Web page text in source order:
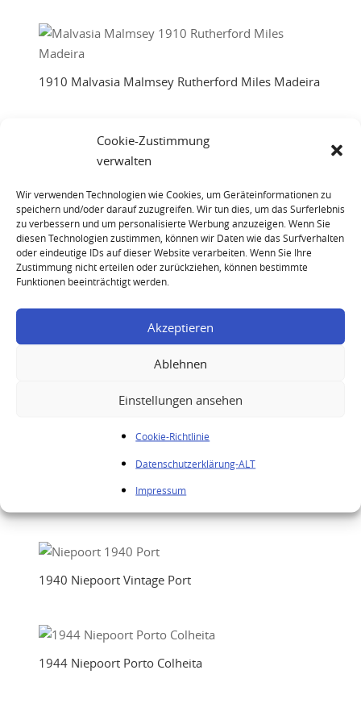
Cookie-Zustimmung
verwalten
Wir verwenden Technologien wie Cookies, um Geräteinformationen zu
speichern und/oder darauf zuzugreifen. Wir tun dies, um das Surferlebnis
zu verbessern und um personalisierte Werbung anzuzeigen. Wenn Sie
diesen Technologien zustimmen, können wir Daten wie das Surfverhalten
oder eindeutige IDs auf dieser Website verarbeiten. Wenn Sie Ihre
Zustimmung nicht erteilen oder zurückziehen, können bestimmte
Funktionen beeinträchtigt werden.
Akzeptieren
Ablehnen
Einstellungen ansehen
Cookie-Richtlinie
Datenschutzerklärung-ALT
Impressum
1910 Malvasia Malmsey Rutherford Miles Madeira
1912 Niepoort Porto Colheita
1934 Niepoort Colheita Port
1934 Niepoort Porto Colheita
1937 Niepoort Porto Colheita
1940 Niepoort Vintage Port
1944 Niepoort Porto Colheita